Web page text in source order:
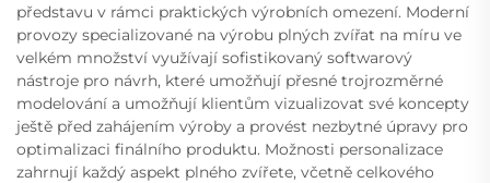
představu v rámci praktických výrobních omezení. Moderní
provozy specializované na výrobu plných zvířat na míru ve
velkém množství využívají sofistikovaný softwarový
nástroje pro návrh, které umožňují přesné trojrozměrné
modelování a umožňují klientům vizualizovat své koncepty
ještě před zahájením výroby a provést nezbytné úpravy pro
optimalizaci finálního produktu. Možnosti personalizace
zahrnují každý aspekt plného zvířete, včetně celkového